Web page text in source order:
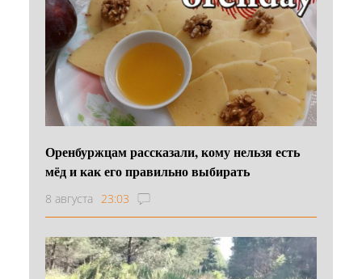
Оренбуржцам рассказали, кому нельзя есть
мёд и как его правильно выбирать
8 августа 23:03